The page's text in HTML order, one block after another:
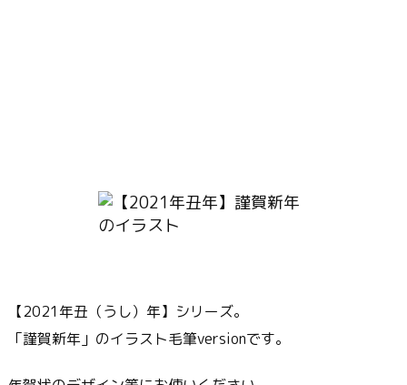
【2021年丑（うし）年】シリーズ。
「謹賀新年」のイラスト毛筆versionです。